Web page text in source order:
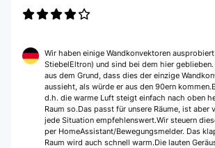
Wir haben einige Wandkonvektoren
StiebelEltron) und sind bei dem hier
aus dem Grund, dass dies der einzige
aussieht, als würde er aus den 90ern
d.h. die warme Luft steigt einfach nach oben
Raum so.Das passt für unsere Räume, ist
jede Situation empfehlenswert.Wir steuern
per HomeAssistant/Bewegungsmelder. Das
Raum wird auch schnell warm.Die lauten